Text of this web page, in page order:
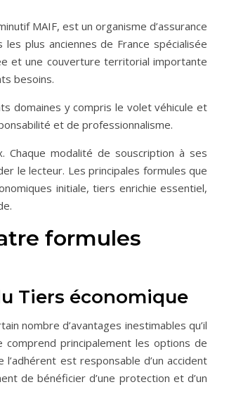
MAIF, est un organisme d’assurance
plus anciennes de France spécialisée
et une couverture territorial importante
besoins.
domaines y compris le volet véhicule et
et de professionnalisme.
Chaque modalité de souscription à ses
le lecteur. Les principales formules que
initiale, tiers enrichie essentiel,
formules
Tiers économique
nombre d’avantages inestimables qu’il
comprend principalement les options de
est responsable d’un accident
de bénéficier d’une protection et d’un